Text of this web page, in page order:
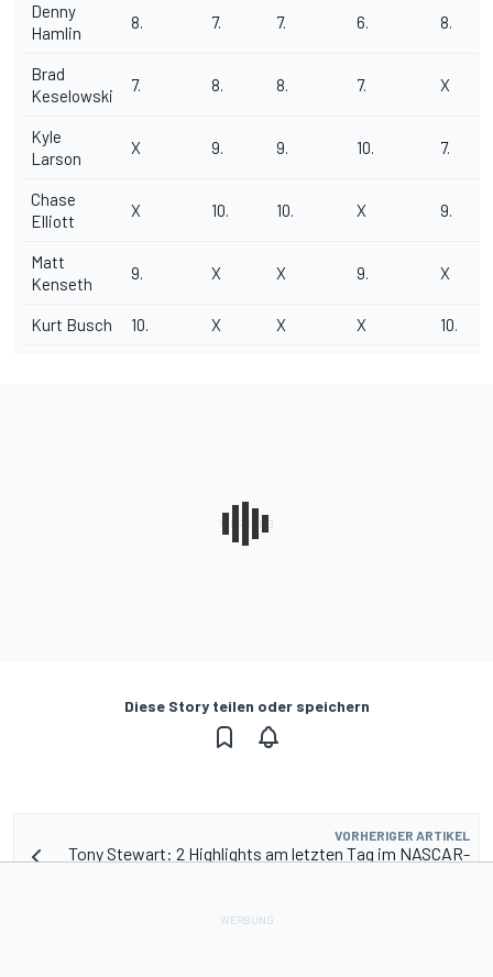
Denny
Hamlin
8. 7. 7. 6. 8.
Brad
Keselowski
7. 8. 8. 7. X
Kyle
Larson
X 9. 9. 10. 7.
Chase
Elliott
X 10. 10. X 9.
Matt
Kenseth
9. X X 9. X
Kurt Busch 10. X X X 10.
Diese Story teilen oder speichern
VORHERIGER ARTIKEL
Tony Stewart: 2 Highlights am letzten Tag im NASCAR-